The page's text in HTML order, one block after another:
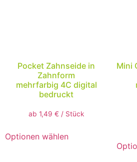
Pocket Zahnseide in
Zahnform
mehrfarbig 4C digital
bedruckt
ab1,49€ / Stück
Optionen wählen
Mini